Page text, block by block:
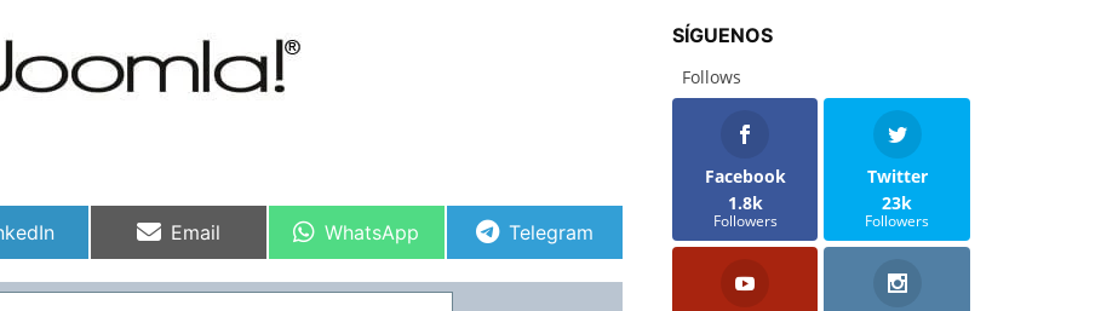
Compartir
Email
Compartir
WhatsApp
Compartir
Telegram
SÍGUENOS
Follows
Facebook
1.8k
Followers
Twitter
23k
Followers